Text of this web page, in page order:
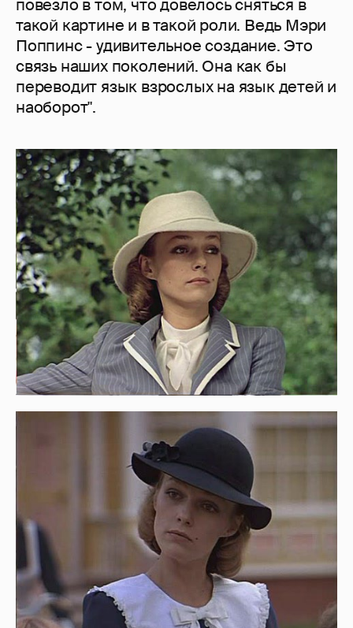
повезло в том, что довелось сняться в
такой картине и в такой роли. Ведь Мэри
Поппинс - удивительное создание. Это
связь наших поколений. Она как бы
переводит язык взрослых на язык детей и
наоборот".